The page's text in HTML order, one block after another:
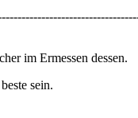
im Ermessen dessen.
sein.